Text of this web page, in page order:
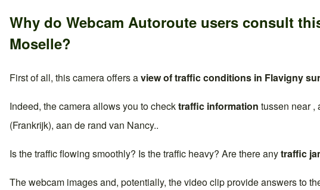
Why do Webcam Autoroute users consult
Moselle?
First of all, this camera offers aview of traffic conditions in Flavigny
Indeed, the camera allows you to checktraffic information tussen near ,
(Frankrijk), aan de rand van Nancy..
Is the traffic flowing smoothly? Is the traffic heavy? Are there anytraffic
The webcam images and, potentially, the video clip provide answers to